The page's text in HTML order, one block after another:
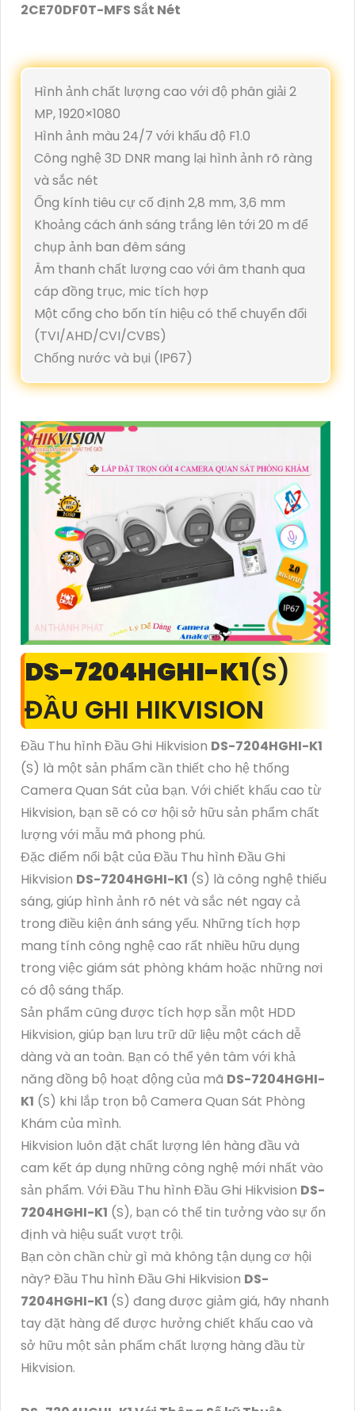
2CE70DF0T-MFS Sắt Nét
Hình ảnh chất lượng cao với độ phân giải 2
MP, 1920×1080
Hình ảnh màu 24/7 với khẩu độ F1.0
Công nghệ 3D DNR mang lại hình ảnh rõ ràng
và sắc nét
Ống kính tiêu cự cố định 2,8 mm, 3,6 mm
Khoảng cách ánh sáng trắng lên tới 20 m để
chụp ảnh ban đêm sáng
Âm thanh chất lượng cao với âm thanh qua
cáp đồng trục, mic tích hợp
Một cổng cho bốn tín hiệu có thể chuyển đổi
(TVI/AHD/CVI/CVBS)
Chống nước và bụi (IP67)
DS-7204HGHI-K1(S)
ĐẦU GHI HIKVISION
Đầu Thu hình Đầu Ghi Hikvision DS-7204HGHI-K1
(S) là một sản phẩm cần thiết cho hệ thống
Camera Quan Sát của bạn. Với chiết khấu cao từ
Hikvision, bạn sẽ có cơ hội sở hữu sản phẩm chất
lượng với mẫu mã phong phú.
Đặc điểm nổi bật của Đầu Thu hình Đầu Ghi
Hikvision DS-7204HGHI-K1 (S) là công nghệ thiếu
sáng, giúp hình ảnh rõ nét và sắc nét ngay cả
trong điều kiện ánh sáng yếu. Những tích hợp
mang tính công nghệ cao rất nhiều hữu dụng
trong việc giám sát phòng khám hoặc những nơi
có độ sáng thấp.
Sản phẩm cũng được tích hợp sẵn một HDD
Hikvision, giúp bạn lưu trữ dữ liệu một cách dễ
dàng và an toàn. Bạn có thể yên tâm với khả
năng đồng bộ hoạt động của mã DS-7204HGHI-
K1 (S) khi lắp trọn bộ Camera Quan Sát Phòng
Khám của mình.
Hikvision luôn đặt chất lượng lên hàng đầu và
cam kết áp dụng những công nghệ mới nhất vào
sản phẩm. Với Đầu Thu hình Đầu Ghi Hikvision DS-
7204HGHI-K1 (S), bạn có thể tin tưởng vào sự ổn
định và hiệu suất vượt trội.
Bạn còn chần chừ gì mà không tận dụng cơ hội
này? Đầu Thu hình Đầu Ghi Hikvision DS-
7204HGHI-K1 (S) đang được giảm giá, hãy nhanh
tay đặt hàng để được hưởng chiết khấu cao và
sở hữu một sản phẩm chất lượng hàng đầu từ
Hikvision.